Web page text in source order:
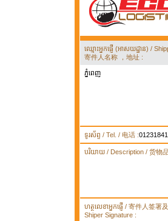
ឈ្មោះអ្នកផ្ញើ (អាសយដ្ឋាន) /
寄件人名称 ，地址 :
ភ្នំពេញ
ទូរស័ព្ទ / Tel. / 电话 :
បរិយាយ / Description / 货物
ហត្ថលេខាអ្នកផ្ញើ / 寄件人签署
Shiper Signature :